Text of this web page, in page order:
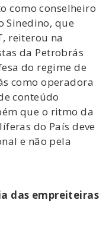
como conselheiro
Sinedino, que
reiterou na
da Petrobrás
do regime de
como operadora
conteúdo
que o ritmo da
do País deve
e não pela
das empreiteiras